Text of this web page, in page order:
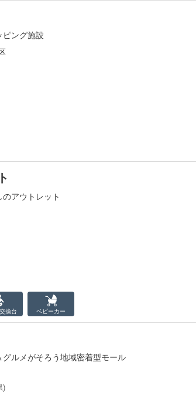
ピング施設
アウトレット
交換台 ベビーカー
ルメがそろう地域密着型モール
)